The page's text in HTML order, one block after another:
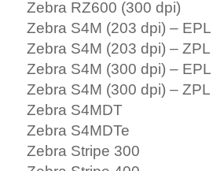
Zebra RZ600 (300 dpi)
Zebra S4M (203 dpi) – EPL
Zebra S4M (203 dpi) – ZPL
Zebra S4M (300 dpi) – EPL
Zebra S4M (300 dpi) – ZPL
Zebra S4MDT
Zebra S4MDTe
Zebra Stripe 300